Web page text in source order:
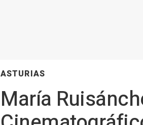
ASTURIAS
María